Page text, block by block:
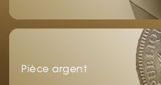
Pièce argent